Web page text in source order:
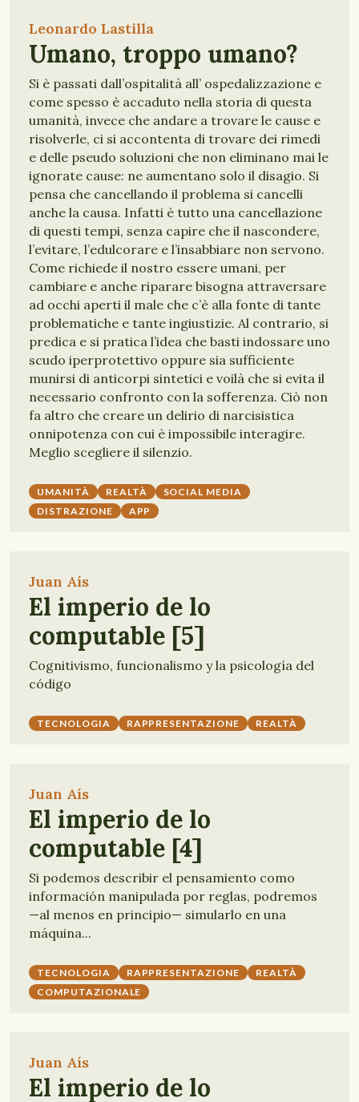
Leonardo Lastilla
Umano, troppo umano?
Si è passati dall’ospitalità all’ ospedalizzazione e
come spesso è accaduto nella storia di questa
umanità, invece che andare a trovare le cause e
risolverle, ci si accontenta di trovare dei rimedi
e delle pseudo soluzioni che non eliminano mai le
ignorate cause: ne aumentano solo il disagio. Si
pensa che cancellando il problema si cancelli
anche la causa. Infatti è tutto una cancellazione
di questi tempi, senza capire che il nascondere,
l’evitare, l’edulcorare e l’insabbiare non servono.
Come richiede il nostro essere umani, per
cambiare e anche riparare bisogna attraversare
ad occhi aperti il male che c’è alla fonte di tante
problematiche e tante ingiustizie. Al contrario, si
predica e si pratica l’idea che basti indossare uno
scudo iperprotettivo oppure sia sufficiente
munirsi di anticorpi sintetici e voilà che si evita il
necessario confronto con la sofferenza. Ciò non
fa altro che creare un delirio di narcisistica
onnipotenza con cui è impossibile interagire.
Meglio scegliere il silenzio.
UMANITÀ REALTÀ
SOCIAL MEDIA
DISTRAZIONE
APP
Juan Aís
El imperio de lo
computable [5]
Cognitivismo, funcionalismo y la psicología del
código
TECNOLOGIA RAPPRESENTAZIONE REALTÀ
Juan Aís
El imperio de lo
computable [4]
Si podemos describir el pensamiento como
información manipulada por reglas, podremos
—al menos en principio— simularlo en una
máquina...
TECNOLOGIA RAPPRESENTAZIONE
REALTÀ
COMPUTAZIONALE
Juan Aís
El imperio de lo